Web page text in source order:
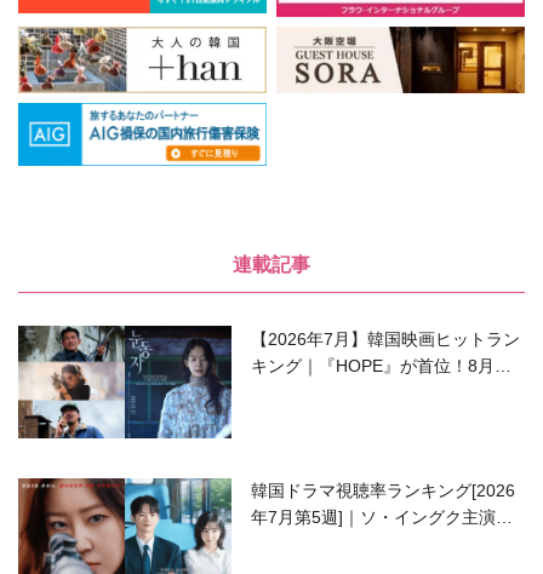
連載記事
【2026年7月】韓国映画ヒットラン
キング｜『HOPE』が首位！8月公
韓国ドラマ視聴率ランキング[2026
年7月第5週]｜ソ・イングク主演の